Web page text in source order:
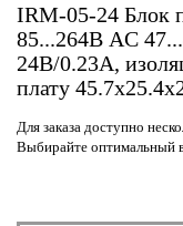
IRM-05-24 Блок
85...264В AC
24В/0.23А,
плату
Для заказа доступно
Выбирайте оптимальный